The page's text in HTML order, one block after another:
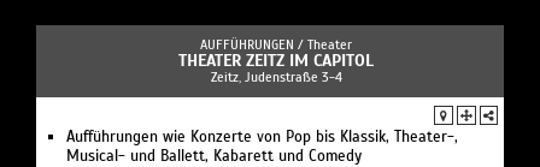
AUFFÜHRUNGEN / Theater
THEATER ZEITZ IM CAPITOL
Zeitz, Judenstraße 3-4
Aufführungen wie Konzerte von Pop bis Klassik, Theater-,
Musical- und Ballett, Kabarett und Comedy